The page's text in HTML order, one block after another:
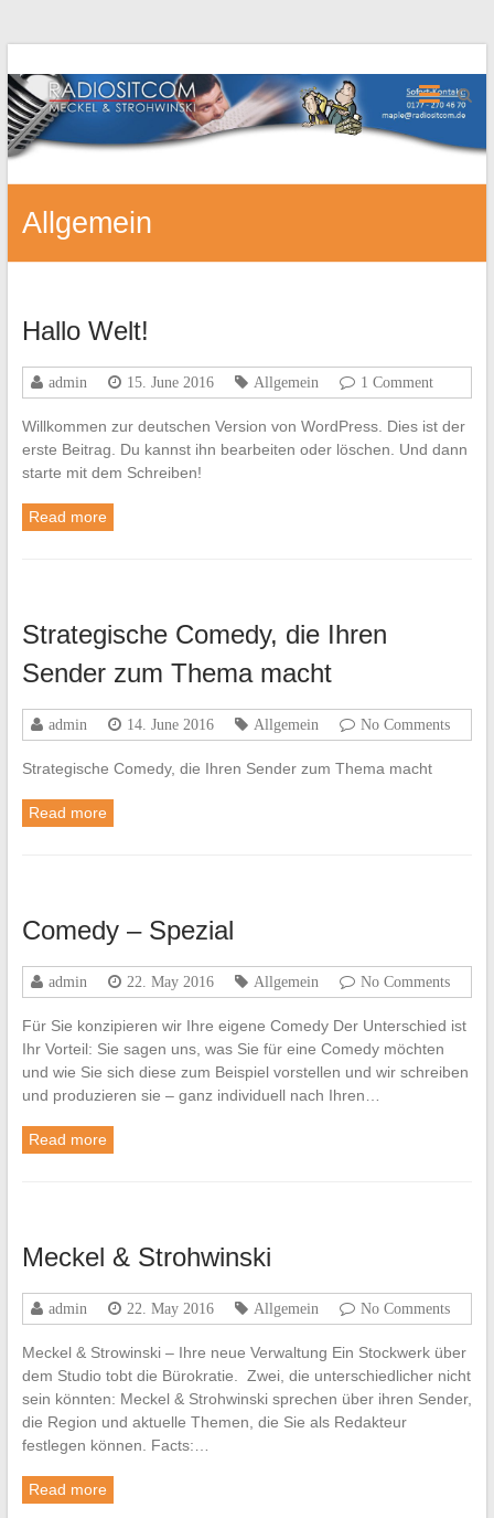
Allgemein
Hallo Welt!
admin 15. June 2016 Allgemein 1 Comment
Willkommen zur deutschen Version von WordPress. Dies ist der
erste Beitrag. Du kannst ihn bearbeiten oder löschen. Und dann
starte mit dem Schreiben!
Read more
Strategische Comedy, die Ihren
Sender zum Thema macht
admin 14. June 2016 Allgemein No Comments
Strategische Comedy, die Ihren Sender zum Thema macht
Read more
Comedy – Spezial
admin 22. May 2016 Allgemein No Comments
Für Sie konzipieren wir Ihre eigene Comedy Der Unterschied ist
Ihr Vorteil: Sie sagen uns, was Sie für eine Comedy möchten
und wie Sie sich diese zum Beispiel vorstellen und wir schreiben
und produzieren sie – ganz individuell nach Ihren…
Read more
Meckel & Strohwinski
admin 22. May 2016 Allgemein No Comments
Meckel & Strowinski – Ihre neue Verwaltung Ein Stockwerk über
dem Studio tobt die Bürokratie. Zwei, die unterschiedlicher nicht
sein könnten: Meckel & Strohwinski sprechen über ihren Sender,
die Region und aktuelle Themen, die Sie als Redakteur
festlegen können. Facts:…
Read more